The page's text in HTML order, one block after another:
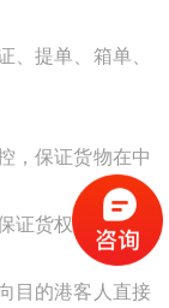
、提单 、箱单、
，保证货物在中
证货权自始至终
目的港客人直接